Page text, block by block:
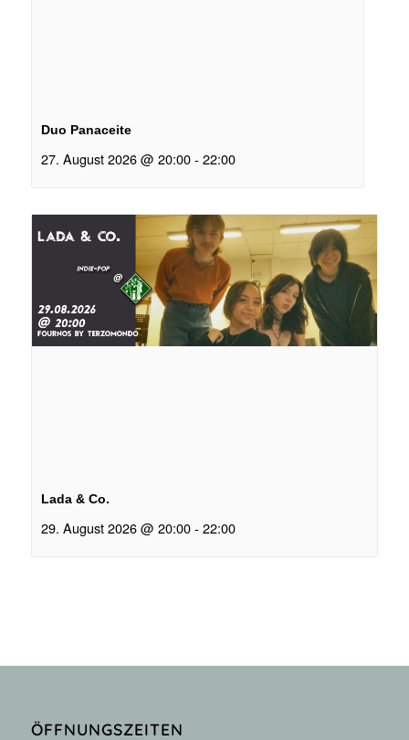
Duo Panaceite
27. August 2026 @ 20:00 - 22:00
Lada & Co.
29. August 2026 @ 20:00 - 22:00
ÖFFNUNGSZEITEN